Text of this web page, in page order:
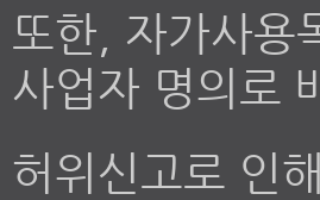
또한, 자가사용
사업자 명의로
허위신고로 인